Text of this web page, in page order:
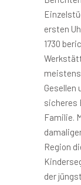
ersten
1730
Gesellen
sicheres
Familie.
Region
der